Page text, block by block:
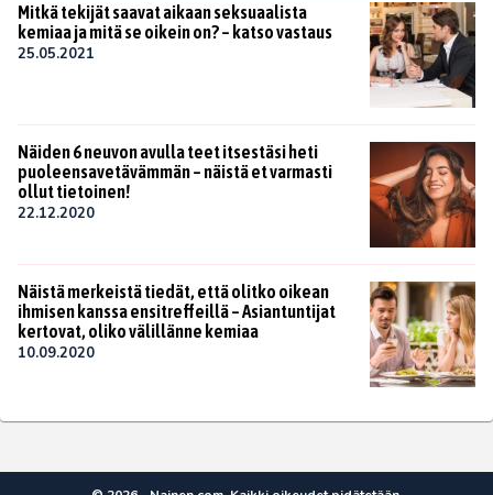
Mitkä tekijät saavat aikaan seksuaalista
kemiaa ja mitä se oikein on? – katso vastaus
25.05.2021
Näiden 6 neuvon avulla teet itsestäsi heti
puoleensavetävämmän – näistä et varmasti
ollut tietoinen!
22.12.2020
Näistä merkeistä tiedät, että olitko oikean
ihmisen kanssa ensitreffeillä – Asiantuntijat
kertovat, oliko välillänne kemiaa
10.09.2020